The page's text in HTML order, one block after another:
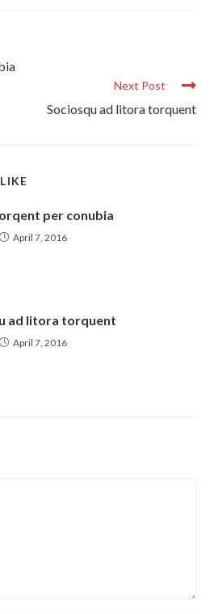
Next Post
Sociosqu ad litora torquent
per conubia
April 7, 2016
ad litora torquent
April 7, 2016